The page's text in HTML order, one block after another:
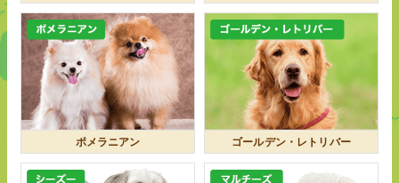
ポメラニアン ゴールデン・レトリバー